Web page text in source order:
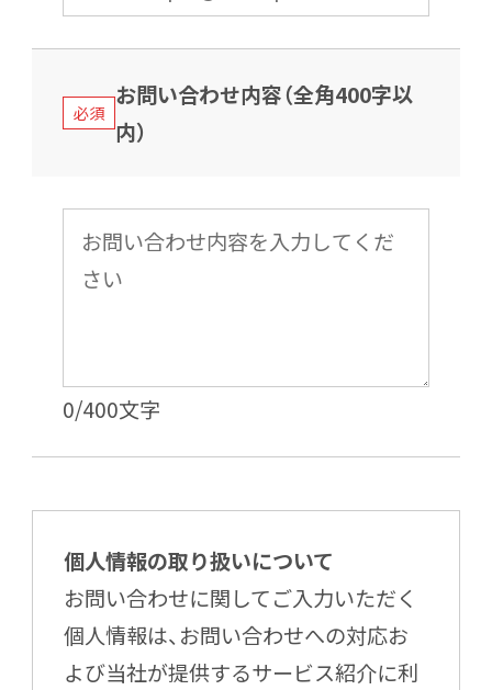
必須
お問い合わせ内容（全角400字以
内）
0/400 文字
個人情報の取り扱いについて
お問い合わせに関してご入力いただく
個人情報は、お問い合わせへの対応お
よび当社が提供するサービス紹介に利